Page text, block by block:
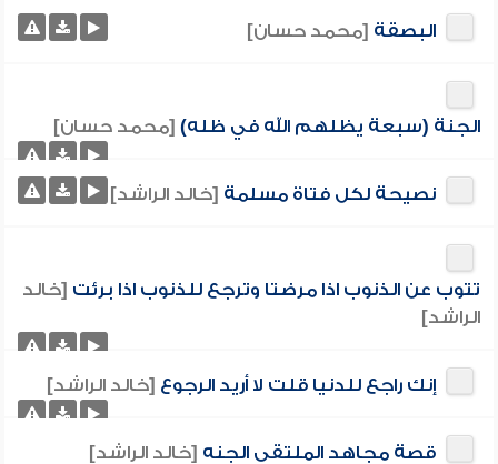
البصقة [محمد حسان]
الجنة (سبعة يظلهم الله في ظله) [محمد حسان]
نصيحة لكل فتاة مسلمة [خالد الراشد]
تتوب عن الذنوب اذا مرضتا وترجع للذنوب اذا برئت [خالد
الراشد]
إنك راجع للدنيا قلت لا أريد الرجوع [خالد الراشد]
قصة مجاهد الملتقى الجنه [خالد الراشد]